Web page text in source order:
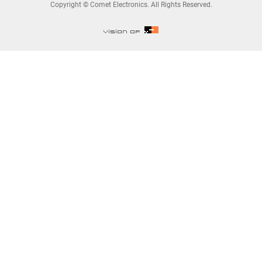
Copyright © Comet Electronics. All Rights Reserved.